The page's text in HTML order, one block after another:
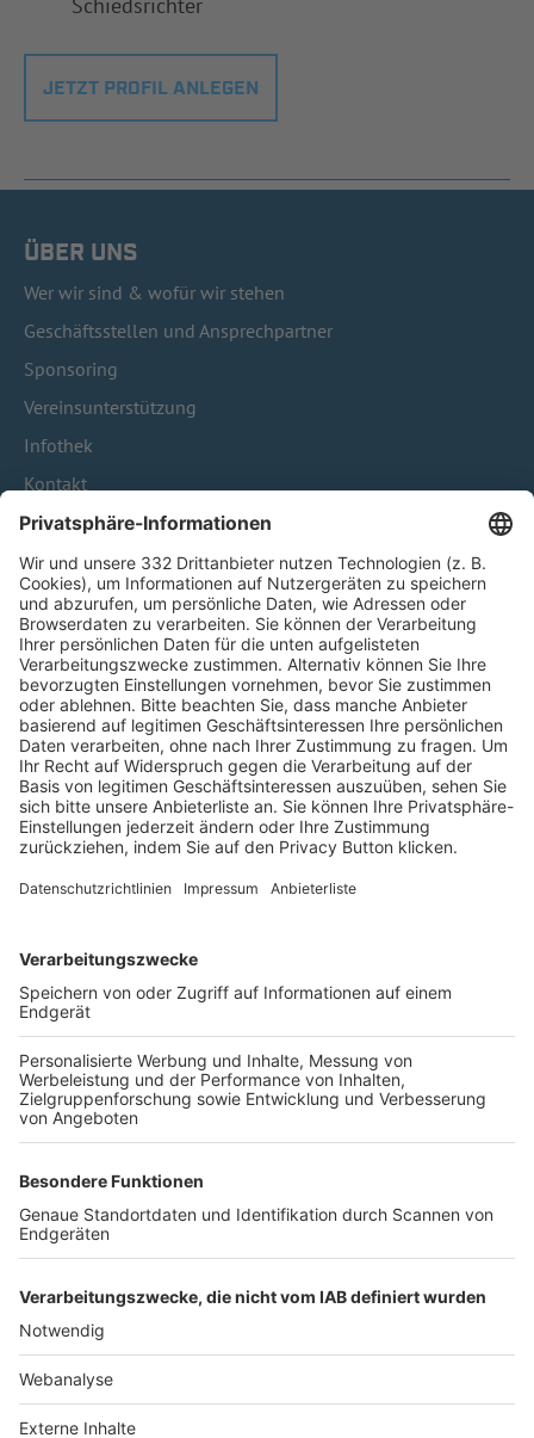
Schiedsrichter
JETZT PROFIL ANLEGEN
ÜBER UNS
Wer wir sind & wofür wir stehen
Geschäftsstellen und Ansprechpartner
Sponsoring
Vereinsunterstützung
Infothek
Kontakt
HÄUFIG BESUCHTE SEITEN
Pässe und Vereinswechsel
Trainerausbildung
Schulungsangebot Vereinsmitarbeiter
BFV-Geschäftsstellen
Trainerbörse
Login SpielPlus
FOLGE DEM BFV
TOP-VEREINE
TOP-PARTNER
Nutzungsbedingungen Datenschutz Impressum